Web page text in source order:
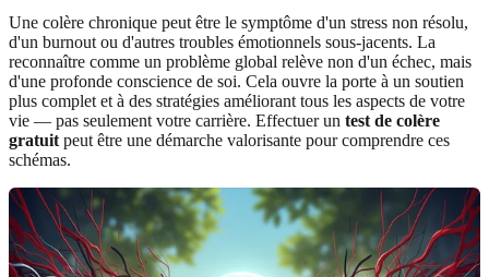
Une colère chronique peut être le symptôme d'un stress non résolu,
d'un burnout ou d'autres troubles émotionnels sous-jacents. La
reconnaître comme un problème global relève non d'un échec, mais
d'une profonde conscience de soi. Cela ouvre la porte à un soutien
plus complet et à des stratégies améliorant tous les aspects de votre
vie — pas seulement votre carrière. Effectuer un test de colère
gratuit peut être une démarche valorisante pour comprendre ces
schémas.